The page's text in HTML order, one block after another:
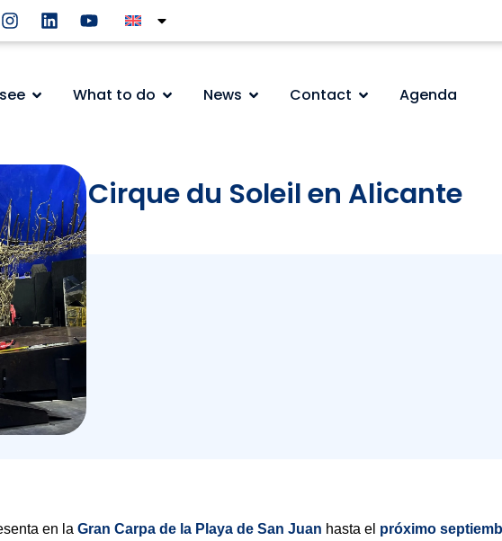
What to do News Contact Agenda
de Cirque du Soleil en Alicante
en la Gran Carpa de la Playa de San Juan hasta el próximo